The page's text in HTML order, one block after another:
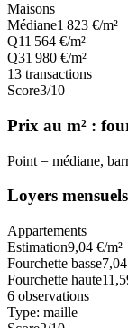
Maisons
Médiane1 823 €/m²
Q11 564 €/m²
Q31 980 €/m²
13 transactions
Score3/10
Prix au m² :
Point = médiane,
Loyers
Appartements
Estimation9,04 €/m²
Fourchette basse7,04
Fourchette haute
6 observations
Type: maille